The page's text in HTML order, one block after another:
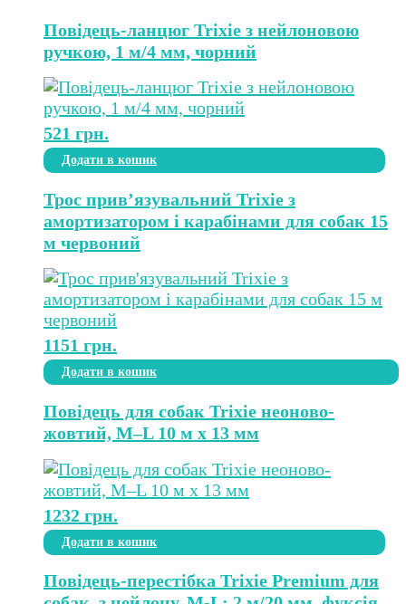
Повідець-ланцюг Trixie з нейлоновою
ручкою, 1 м/4 мм, чорний
521 грн.
Додати в кошик
Трос прив’язувальний Trixie з
амортизатором і карабінами для собак 15
м червоний
1151 грн.
Додати в кошик
Повідець для собак Trixie неоново-
жовтий, M–L 10 м х 13 мм
1232 грн.
Додати в кошик
Повідець-перестібка Trixie Premium для